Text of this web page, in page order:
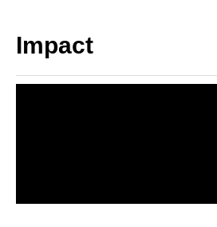
Impact